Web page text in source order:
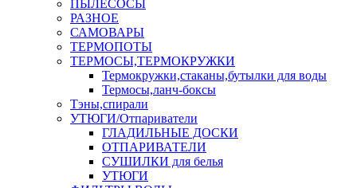
ПЫЛЕСОСЫ
РАЗНОЕ
САМОВАРЫ
ТЕРМОПОТЫ
ТЕРМОСЫ,ТЕРМОКРУЖКИ
Термокружки,стаканы,бутылки для воды
Термосы,ланч-боксы
Тэны,спирали
УТЮГИ/Отпариватели
ГЛАДИЛЬНЫЕ ДОСКИ
ОТПАРИВАТЕЛИ
СУШИЛКИ для белья
УТЮГИ